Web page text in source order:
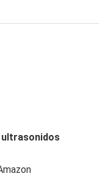
ultrasonidos